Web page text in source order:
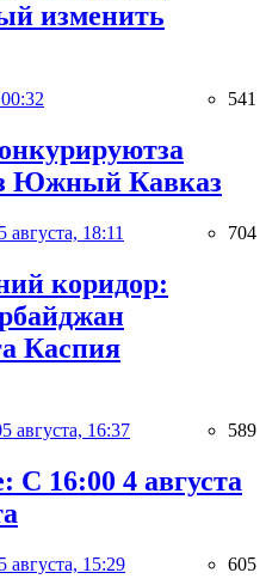
изменить
541
Южный Кавказ
августа, 18:11 704
коридор:
Каспия
августа, 16:37 589
С 16:00 4 августа
августа, 15:29 605